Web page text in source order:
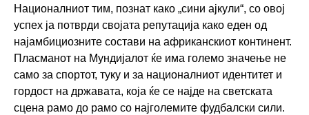
Националниот тим, познат како „сини ајкули“, со овој
успех ја потврди својата репутација како еден од
најамбициозните состави на африканскиот континент.
Пласманот на Мундијалот ќе има големо значење не
само за спортот, туку и за националниот идентитет и
гордост на државата, која ќе се најде на светската
сцена рамо до рамо со најголемите фудбалски сили.